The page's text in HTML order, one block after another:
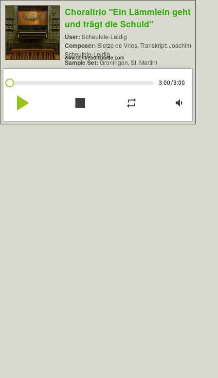
Choraltrio "Ein Lämmlein geht
und trägt die Schuld"
User: Scheufele-Leidig
Composer: Sietze de Vries, Transkript: Joachim
Scheufele-Leidig
Sample Set:Groningen, St. Martini
www.contrebombarde.com
3:00/3:00
play_arrow stop repeat volume_down